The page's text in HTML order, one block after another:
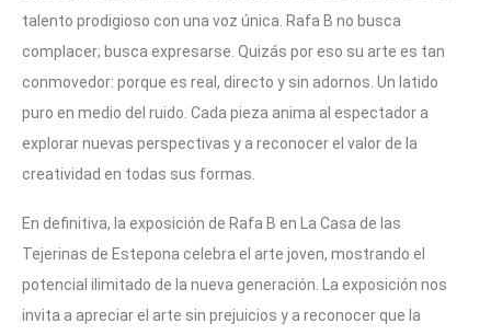
talento prodigioso con una voz única. Rafa B no busca
complacer; busca expresarse. Quizás por eso su arte es tan
conmovedor: porque es real, directo y sin adornos. Un latido
puro en medio del ruido. Cada pieza anima al espectador a
explorar nuevas perspectivas y a reconocer el valor de la
creatividad en todas sus formas.
En definitiva, la exposición de Rafa B en La Casa de las
Tejerinas de Estepona celebra el arte joven, mostrando el
potencial ilimitado de la nueva generación. La exposición nos
invita a apreciar el arte sin prejuicios y a reconocer que la